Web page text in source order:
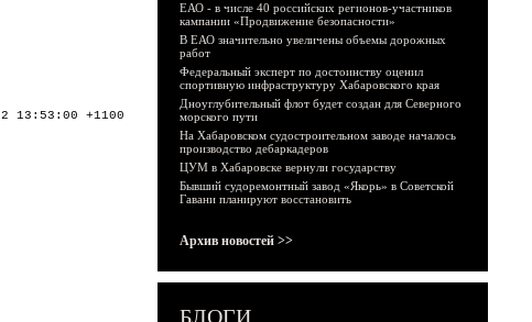
13:53:00 +1100
ЕАО - в числе 40 российских регионов-участников
кампании «Продвижение безопасности»
В ЕАО значительно увеличены объемы дорожных
работ
Федеральный эксперт по достоинству оценил
спортивную инфраструктуру Хабаровского края
Дноуглубительный флот будет создан для Северного
морского пути
На Хабаровском судостроительном заводе началось
производство дебаркадеров
ЦУМ в Хабаровске вернули государству
Бывший судоремонтный завод «Якорь» в Советской
Гавани планируют восстановить
Архив новостей >>
БЛОГИ